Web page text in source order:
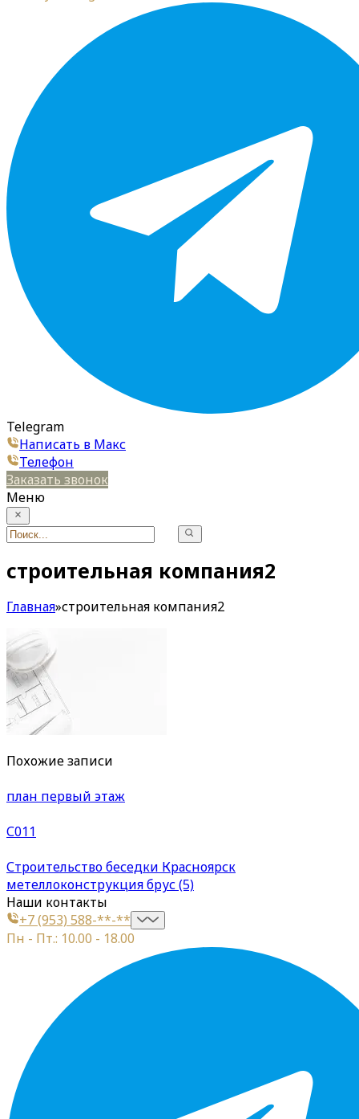
Telegram
Написать в Макс
Телефон
Заказать звонок
Меню
строительная компания2
Главная»строительная компания2
Похожие записи
план первый этаж
С011
Строительство беседки Красноярск
метеллоконструкция брус (5)
Наши контакты
+7 (953) 588-**-**
Пн - Пт.: 10.00 - 18.00